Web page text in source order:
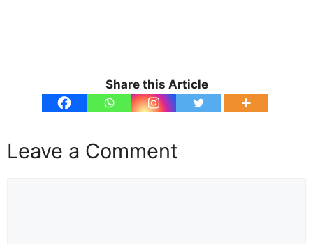
Share this Article
Leave a Comment